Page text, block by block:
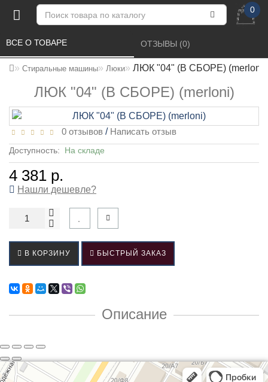
0
Стиральные машины Люки ЛЮК "04" (В СБОРЕ) (merloni)
ЛЮК "04" (В СБОРЕ) (merloni)
ВСЕ О ТОВАРЕ ОТЗЫВЫ (0)
0 отзывов / Написать отзыв
Доступность: На складе
4 381 р.
Нашли дешевле?
В КОРЗИНУ БЫСТРЫЙ ЗАКАЗ
Описание